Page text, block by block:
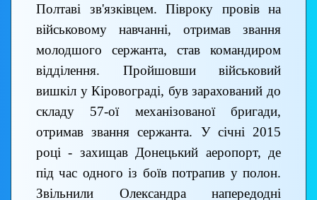
Полтаві зв'язківцем. Півроку провів на
військовому навчанні, отримав звання
молодшого сержанта, став командиром
відділення. Пройшовши військовий
вишкіл у Кіровограді, був зарахований до
складу 57-ої механізованої бригади,
отримав звання сержанта. У січні 2015
році - захищав Донецький аеропорт, де
під час одного із боїв потрапив у полон.
Звільнили Олександра напередодні